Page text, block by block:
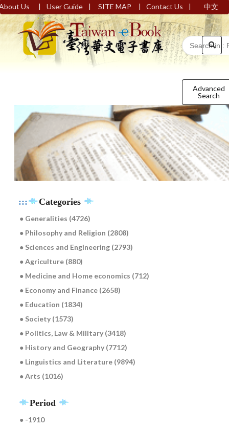
Us | User Guide | SITE MAP | Contact Us | 中文
Advanced
Search
::: Categories
● Generalities (4726)
● Philosophy and Religion (2808)
● Sciences and Engineering (2793)
● Agriculture (880)
● Medicine and Home economics (712)
● Economy and Finance (2658)
● Education (1834)
● Society (1573)
● Politics, Law & Military (3418)
● History and Geography (7712)
● Linguistics and Literature (9894)
● Arts (1016)
Period
● -1910